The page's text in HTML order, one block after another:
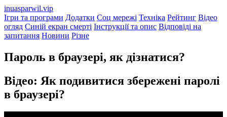
inuasparwil.vip
Ігри та програми Додатки Соц мережі Техніка Рейтинг Відео
огляд Синій екран смерті Інструкції та опис Відповіді на
запитання Новини Різне
Пароль в браузері, як дізнатися?
Відео: Як подивитися збережені паролі
в браузері?